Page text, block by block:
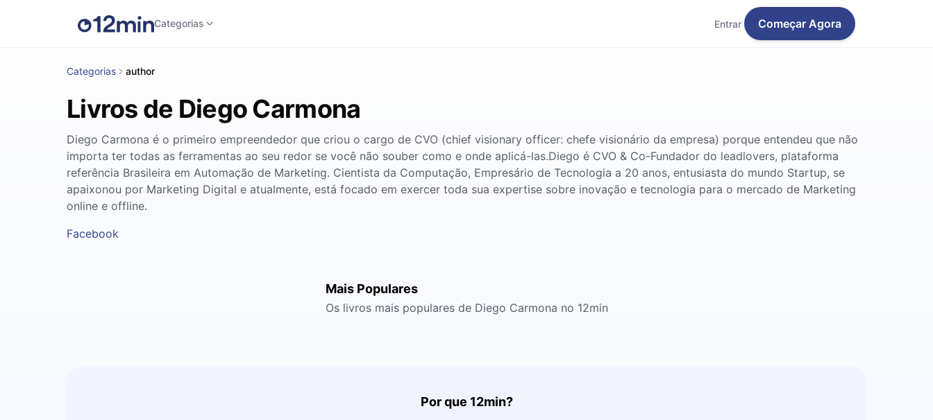
Categorias Entrar Começar Agora
Categorias author
Livros de Diego Carmona
Diego Carmona é o primeiro empreendedor que criou o cargo de CVO (chief visionary officer: chefe visionário da empresa) porque entendeu que não
importa ter todas as ferramentas ao seu redor se você não souber como e onde aplicá-las.Diego é CVO & Co-Fundador do leadlovers, plataforma
referência Brasileira em Automação de Marketing. Cientista da Computação, Empresário de Tecnologia a 20 anos, entusiasta do mundo Startup, se
apaixonou por Marketing Digital e atualmente, está focado em exercer toda sua expertise sobre inovação e tecnologia para o mercado de Marketing
online e offline.
Facebook
Mais Populares
Os livros mais populares de Diego Carmona no 12min
Por que 12min?